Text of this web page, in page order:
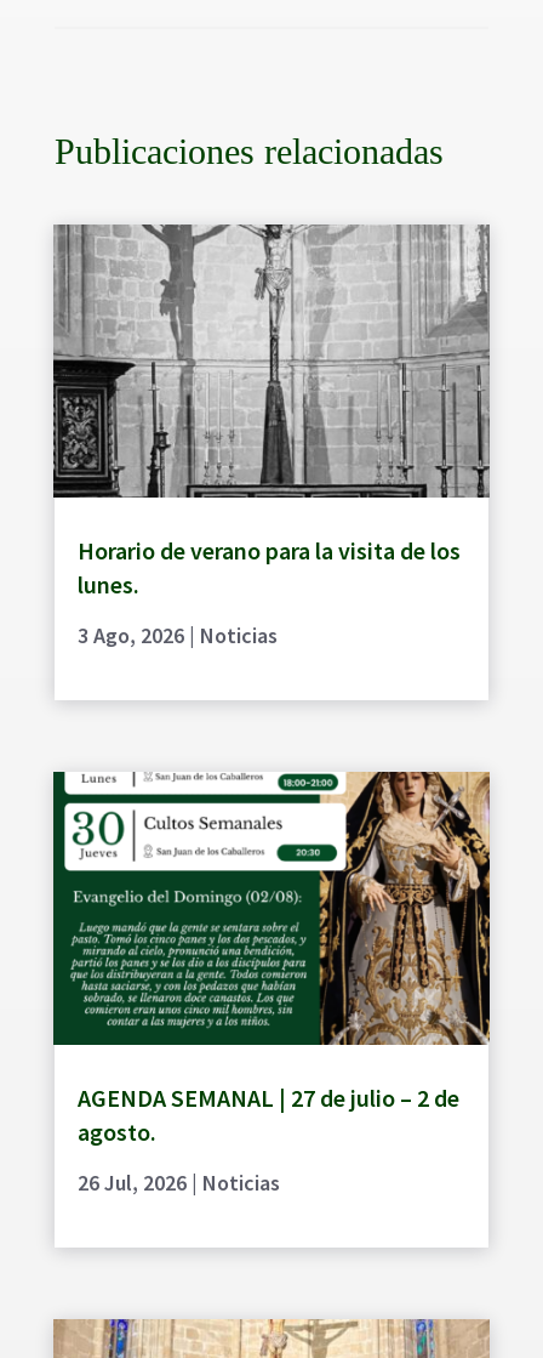
Publicaciones relacionadas
Horario de verano para la visita de los
lunes.
3 Ago, 2026| Noticias
AGENDA SEMANAL | 27 de julio – 2 de
agosto.
26 Jul, 2026| Noticias